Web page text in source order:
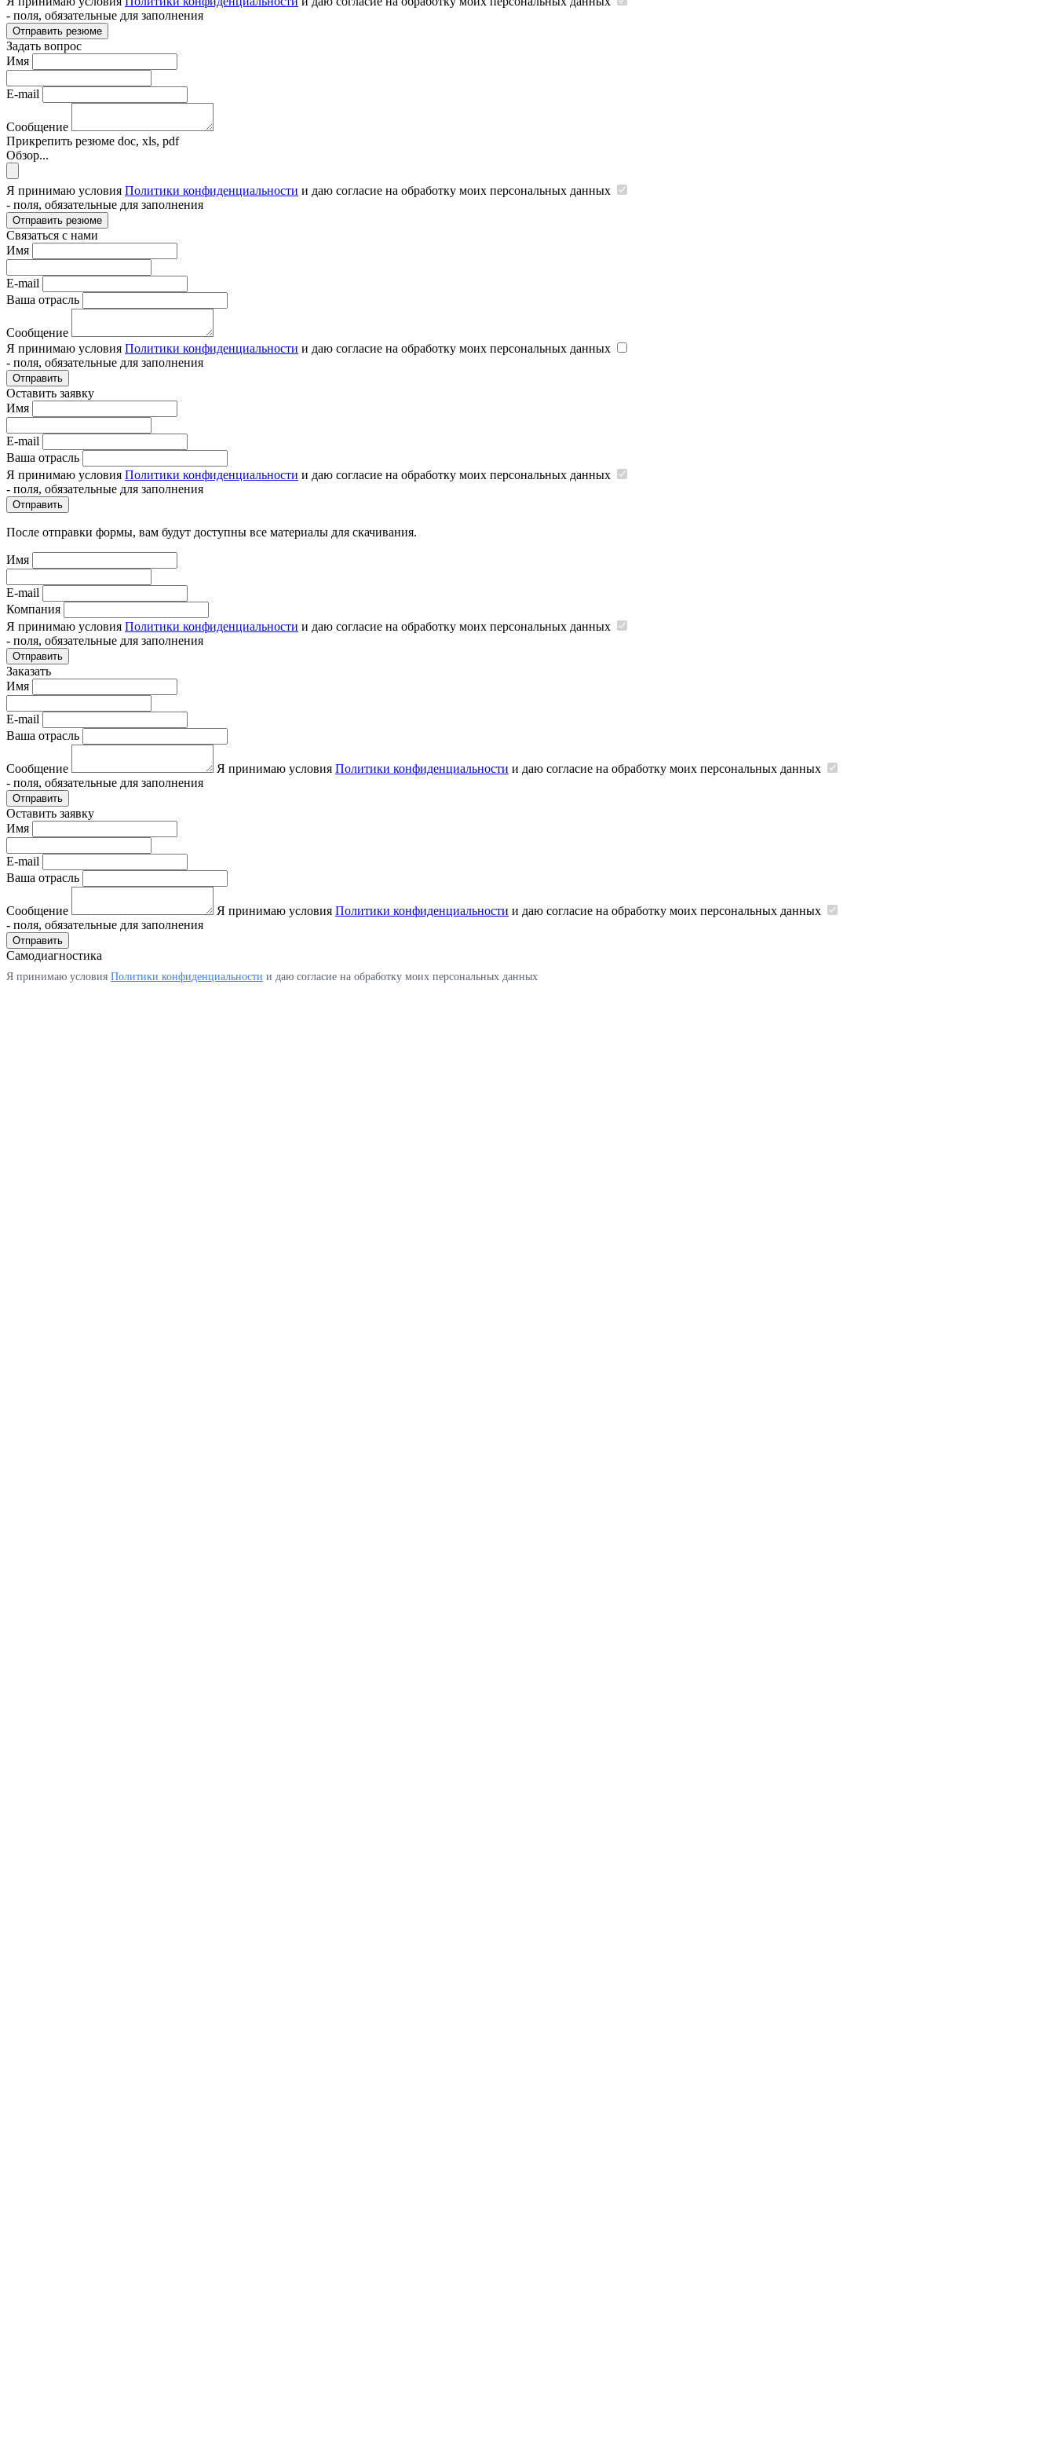
- поля, обязательные для заполнения
Отправить резюме
Задать вопрос
Имя
E-mail
Сообщение
Прикрепить резюме doc, xls, pdf
Обзор...
Я принимаю условия Политики конфиденциальности и даю согласие на обработку моих персональных данных
- поля, обязательные для заполнения
Отправить резюме
Связаться с нами
Имя
E-mail
Ваша отрасль
Сообщение
Я принимаю условия Политики конфиденциальности и даю согласие на обработку моих персональных данных
- поля, обязательные для заполнения
Отправить
Оставить заявку
Имя
E-mail
Ваша отрасль
Я принимаю условия Политики конфиденциальности и даю согласие на обработку моих персональных данных
- поля, обязательные для заполнения
Отправить
После отправки формы, вам будут доступны все материалы для скачивания.
Имя
E-mail
Компания
Я принимаю условия Политики конфиденциальности и даю согласие на обработку моих персональных данных
- поля, обязательные для заполнения
Отправить
Заказать
Имя
E-mail
Ваша отрасль
Сообщение Я принимаю условия Политики конфиденциальности и даю согласие на обработку моих персональных данных
- поля, обязательные для заполнения
Отправить
Оставить заявку
Имя
E-mail
Ваша отрасль
Сообщение Я принимаю условия Политики конфиденциальности и даю согласие на обработку моих персональных данных
- поля, обязательные для заполнения
Отправить
Самодиагностика
Я принимаю условия Политики конфиденциальности и даю согласие на обработку моих персональных данных